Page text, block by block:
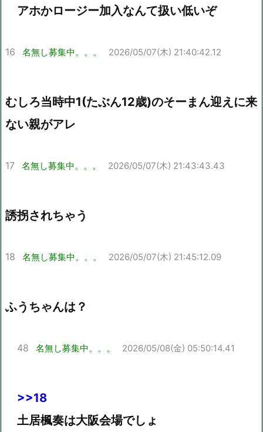
アホかロージー加入なんて扱い低いぞ
16 名無し募集中。。。 2026/05/07(木) 21:40:42.12
むしろ当時中1(たぶん12歳)のそーまん迎えに来
ない親がアレ
17 名無し募集中。。。 2026/05/07(木) 21:43:43.43
誘拐されちゃう
18 名無し募集中。。。 2026/05/07(木) 21:45:12.09
ふうちゃんは？
48 名無し募集中。。。 2026/05/08(金) 05:50:14.41
>>18
土居楓奏は大阪会場でしょ